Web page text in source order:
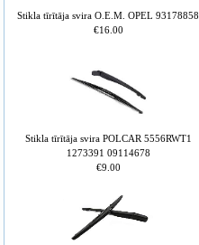
Stikla tīrītāja svira O.E.M. OPEL 93178858
€16.00
Stikla tīrītāja svira POLCAR 5556RWT1
1273391 09114678
€9.00